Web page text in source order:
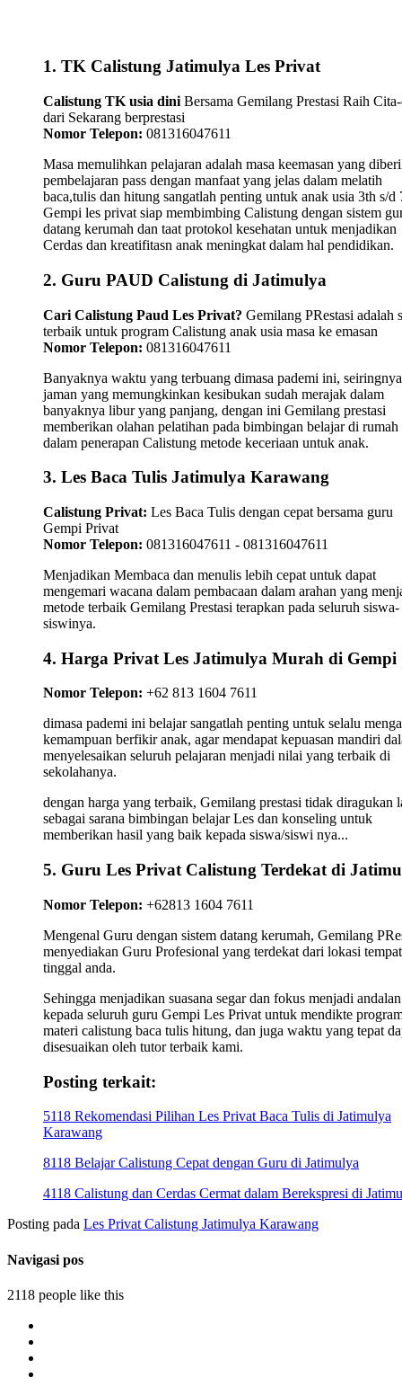
1. TK Calistung Jatimulya Les Privat
Calistung TK usia dini Bersama Gemilang Prestasi Raih
dari Sekarang berprestasi
Nomor Telepon: 081316047611
Masa memulihkan pelajaran adalah masa keemasan yang
pembelajaran pass dengan manfaat yang jelas dalam melatih
baca,tulis dan hitung sangatlah penting untuk anak usia 3th s/d
Gempi les privat siap membimbing Calistung dengan sistem
datang kerumah dan taat protokol kesehatan untuk menjadikan
Cerdas dan kreatifitasn anak meningkat dalam hal pendidikan.
2. Guru PAUD Calistung di Jatimulya
Cari Calistung Paud Les Privat? Gemilang PRestasi adalah
terbaik untuk program Calistung anak usia masa ke emasan
Nomor Telepon: 081316047611
Banyaknya waktu yang terbuang dimasa pademi ini, seiringnya
jaman yang memungkinkan kesibukan sudah merajak dalam
banyaknya libur yang panjang, dengan ini Gemilang prestasi
memberikan olahan pelatihan pada bimbingan belajar di rumah
dalam penerapan Calistung metode keceriaan untuk anak.
3. Les Baca Tulis Jatimulya Karawang
Calistung Privat: Les Baca Tulis dengan cepat bersama guru
Gempi Privat
Nomor Telepon: 081316047611 - 081316047611
Menjadikan Membaca dan menulis lebih cepat untuk dapat
mengemari wacana dalam pembacaan dalam arahan yang
metode terbaik Gemilang Prestasi terapkan pada seluruh siswa-
siswinya.
4. Harga Privat Les Jatimulya Murah di Gempi
Nomor Telepon: +62 813 1604 7611
dimasa pademi ini belajar sangatlah penting untuk selalu
kemampuan berfikir anak, agar mendapat kepuasan mandiri
menyelesaikan seluruh pelajaran menjadi nilai yang terbaik di
sekolahanya.
dengan harga yang terbaik, Gemilang prestasi tidak diragukan
sebagai sarana bimbingan belajar Les dan konseling untuk
memberikan hasil yang baik kepada siswa/siswi nya...
5. Guru Les Privat Calistung Terdekat di
Nomor Telepon: +62813 1604 7611
Mengenal Guru dengan sistem datang kerumah, Gemilang
menyediakan Guru Profesional yang terdekat dari lokasi tempat
tinggal anda.
Sehingga menjadikan suasana segar dan fokus menjadi andalan
kepada seluruh guru Gempi Les Privat untuk mendikte
materi calistung baca tulis hitung, dan juga waktu yang tepat
disesuaikan oleh tutor terbaik kami.
Posting terkait:
5118 Rekomendasi Pilihan Les Privat Baca Tulis di Jatimulya
Karawang
8118 Belajar Calistung Cepat dengan Guru di Jatimulya
4118 Calistung dan Cerdas Cermat dalam Berekspresi di
Posting pada Les Privat Calistung Jatimulya Karawang
Navigasi pos
2118 people like this